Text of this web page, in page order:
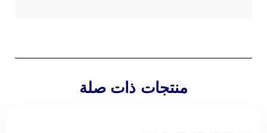
منتجات ذات صلة